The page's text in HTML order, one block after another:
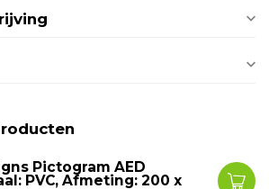
Pictogram AED
PVC, Afmeting: 200 x